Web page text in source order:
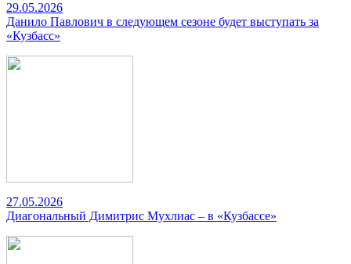
29.05.2026
Данило Павлович в следующем сезоне будет выступать за
«Кузбасс»
27.05.2026
Диагональный Димитрис Мухлиас – в «Кузбассе»